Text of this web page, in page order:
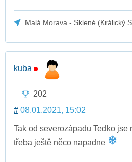
Malá Morava - Sklené (Králický
kuba
202
# 08.01.2021, 15:02
Tak od severozápadu Tedko jse
třeba ještě něco napadne